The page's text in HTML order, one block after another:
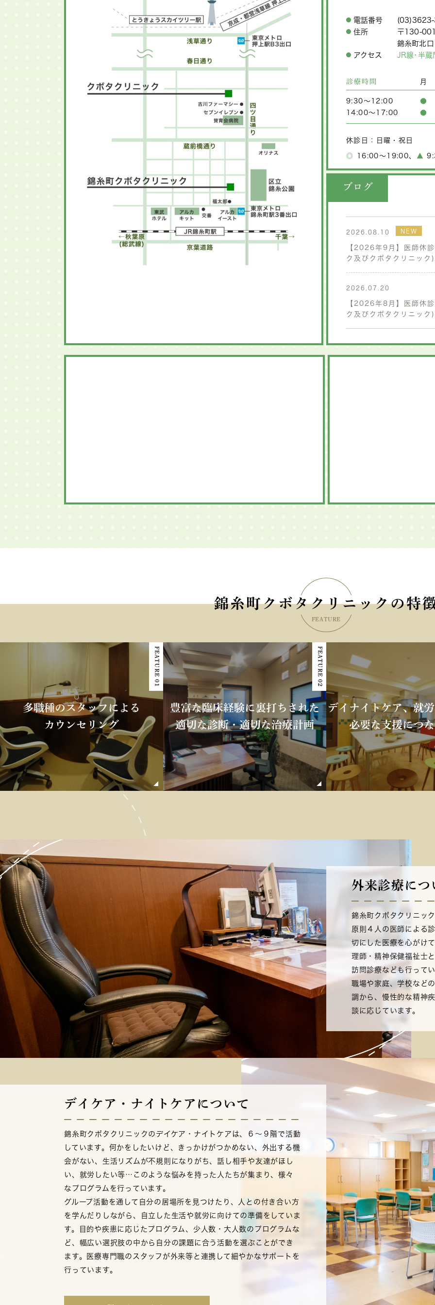
電話番号
住所
〒130-
錦糸町北
アクセス
JR線･半
診療時間 月
9:30～12:00
●
14:00～17:00
●
休診日：日曜・祝日
◎ 16:00～19:00、 ▲
2026.08.10 NEW
【2026年9月】医師休
ク及びクボタクリニック)
2026.07.20
【2026年8月】医師休
ク及びクボタクリニック)
ブログ
錦糸町クボタクリニックの特
FEATURE
FEATURE 01
多職種のスタッフによる
カウンセリング
FEATURE 02
豊富な臨床経験に裏打ちされた
適切な診断・適切な治療計画
デイナイトケア、就
必要な支援につ
外来診療につ
錦糸町クボタクリニッ
原則４人の医師による
切にした医療を心がけ
理師・精神保健福祉士
訪問診療なども行って
職場や家庭、学校など
調から、慢性的な精神
談に応じています。
デイケア・ナイトケアについて
錦糸町クボタクリニックのデイケア・ナイトケアは、６～９階で活動
しています。何かをしたいけど、きっかけがつかめない、外出する機
会がない、生活リズムが不規則になりがち、話し相手や友達がほし
い、就労したい等…このような悩みを持った人たちが集まり、様々
なプログラムを行っています。
グループ活動を通して自分の居場所を見つけたり、人との付き合い方
を学んだりしながら、自立した生活や就労に向けての準備をしていま
す。目的や疾患に応じたプログラム、少人数・大人数のプログラムな
ど、幅広い選択肢の中から自分の課題に合う活動を選ぶことができ
ます。医療専門職のスタッフが外来等と連携して細やかなサポートを
行っています。